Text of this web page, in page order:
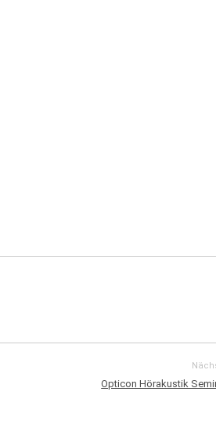
Opticon Hörakustik